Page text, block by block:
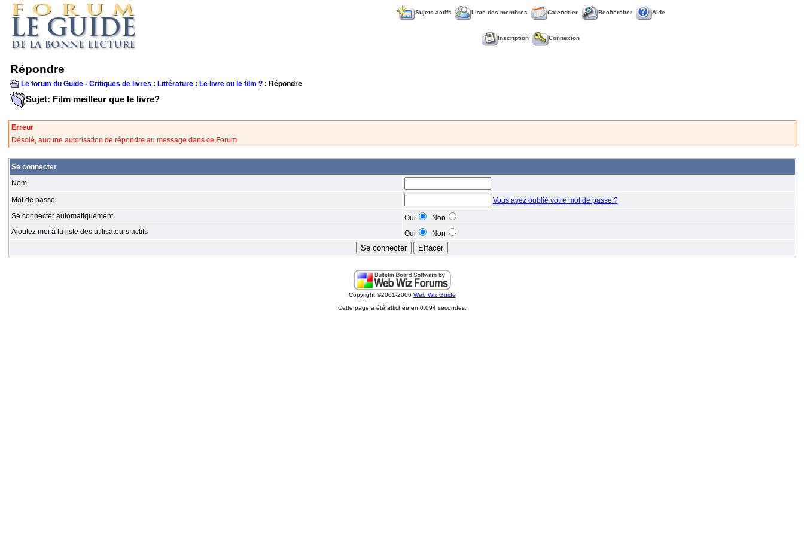
Sujets actifs Liste des membres Calendrier Rechercher Aide
Inscription Connexion
Répondre
Le forum du Guide - Critiques de livres : Littérature: Le livre ou le film ?: Répondre
Sujet: Film meilleur que le livre?
Erreur
Désolé, aucune autorisation de répondre au message dans ce Forum
Se connecter
Nom
Mot de passe
Vous avez oublié votre mot de passe ?
Se connecter automatiquement
Oui
Non
Ajoutez moi à la liste des utilisateurs actifs
Oui Non
Copyright ©2001-2006 Web Wiz Guide
Cette page a été affichée en 0.094 secondes.